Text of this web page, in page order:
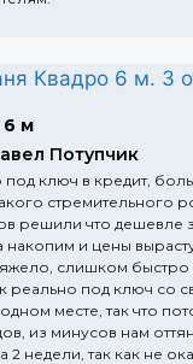
6 м
Потупчик
под ключ в кредит,
стремительного
решили что дешевле
накопим и цены
слишком быстро
реально под ключ со
месте, так что
из минусов нам
2 недели, так как не